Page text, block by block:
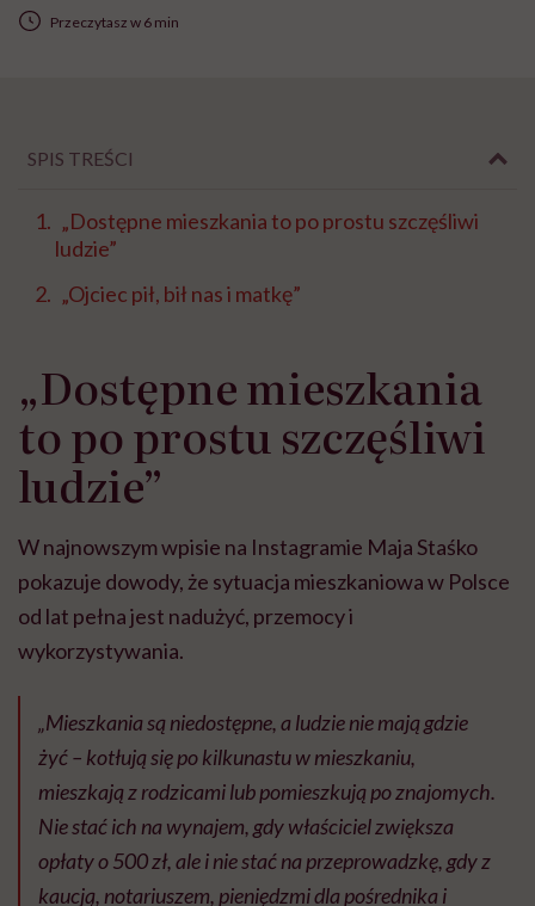
Przeczytasz w 6 min
SPIS TREŚCI
„Dostępne mieszkania to po prostu szczęśliwi
ludzie”
„Ojciec pił, bił nas i matkę”
„Dostępne mieszkania
to po prostu szczęśliwi
ludzie”
W najnowszym wpisie na Instagramie Maja Staśko
pokazuje dowody, że sytuacja mieszkaniowa w Polsce
od lat pełna jest nadużyć, przemocy i
wykorzystywania.
„Mieszkania są niedostępne, a ludzie nie mają gdzie
żyć – kotłują się po kilkunastu w mieszkaniu,
mieszkają z rodzicami lub pomieszkują po znajomych.
Nie stać ich na wynajem, gdy właściciel zwiększa
opłaty o 500 zł, ale i nie stać na przeprowadzkę, gdy z
kaucją, notariuszem, pieniędzmi dla pośrednika i